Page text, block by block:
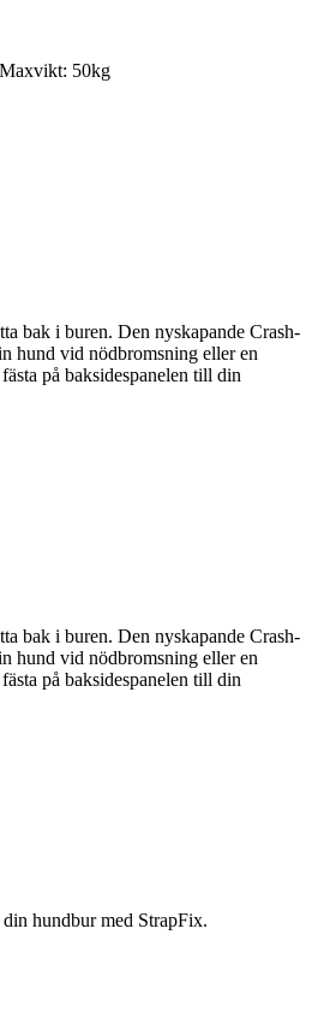
Maxvikt: 50kg
bak i buren. Den nyskapande Crash-
hund vid nödbromsning eller en
på baksidespanelen till din
bak i buren. Den nyskapande Crash-
hund vid nödbromsning eller en
på baksidespanelen till din
hundbur med StrapFix.